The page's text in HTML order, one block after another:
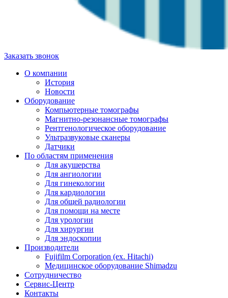
Заказать звонок
О компании
История
Новости
Оборудование
Компьютерные томографы
Магнитно-резонансные томографы
Рентгенологическое оборудование
Ультразвуковые сканеры
Датчики
По областям применения
Для акушерства
Для ангиологии
Для гинекологии
Для кардиологии
Для общей радиологии
Для помощи на месте
Для урологии
Для хирургии
Для эндоскопии
Производители
Fujifilm Corporation (ex. Hitachi)
Медицинское оборудование Shimadzu
Сотрудничество
Сервис-Центр
Контакты